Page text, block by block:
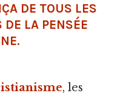
DE TOUS LES
DE LA PENSÉE
, les